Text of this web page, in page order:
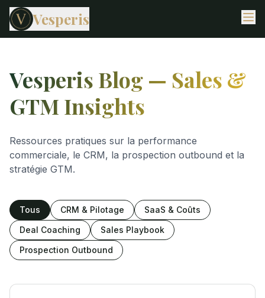
Vesperis
Vesperis Blog — Sales &
GTM Insights
Ressources pratiques sur la performance
commerciale, le CRM, la prospection outbound et la
stratégie GTM.
Tous CRM & Pilotage
SaaS & Coûts
Deal Coaching
Sales Playbook
Prospection Outbound